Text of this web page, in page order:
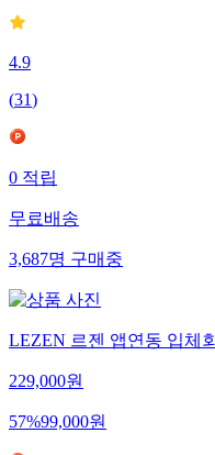
4.9
(31)
0 적립
무료배송
3,687명 구매중
LEZEN 르젠 앱연동 입체
229,000원
57%99,000원